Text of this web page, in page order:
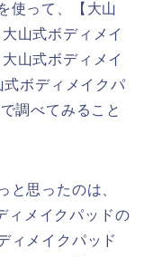
使って、【大山
山式ボディメイ
山式ボディメイ
ボディメイクパ
調べてみること
と思ったのは、
ィメイクパッドの
ィメイクパッド